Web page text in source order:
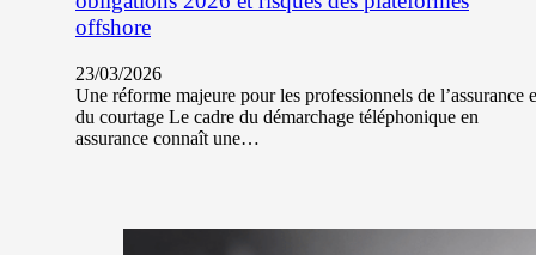
offshore
23/03/2026
Une réforme majeure pour les professionnels de l’assurance
du courtage Le cadre du démarchage téléphonique en
assurance connaît une…